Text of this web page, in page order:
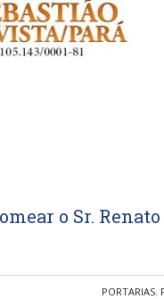
o Sr.
PORTARIAS,